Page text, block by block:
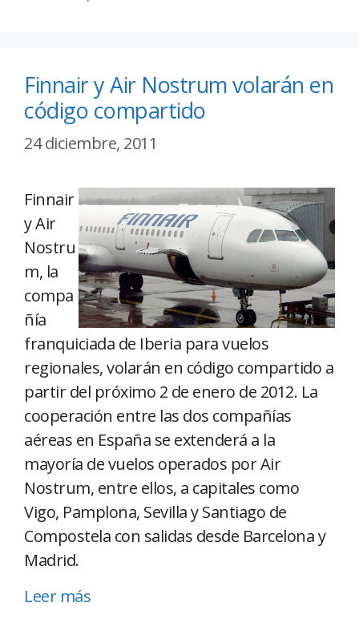
Finnair y Air Nostrum volarán en
código compartido
24 diciembre, 2011
Finnair
y Air
Nostru
m, la
compa
ñía
franquiciada de Iberia para vuelos
regionales, volarán en código compartido a
partir del próximo 2 de enero de 2012. La
cooperación entre las dos compañías
aéreas en España se extenderá a la
mayoría de vuelos operados por Air
Nostrum, entre ellos, a capitales como
Vigo, Pamplona, Sevilla y Santiago de
Compostela con salidas desde Barcelona y
Madrid.
Leer más